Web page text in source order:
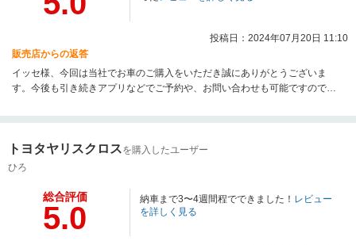
投稿日：2024年07月20日 11:10
販売店からの返答
イッセ様、今回は当社でお車のご購入をいただき誠にありがとうございま
す。今後も引き続きアプリなどでご予約や、お問い合わせも可能ですので是
ます。
トヨタヤリスクロスを購入したユーザー
ひろ
総合評価
5.0
納車まで3〜4週間程でできました！ レビュー
を詳しく見る